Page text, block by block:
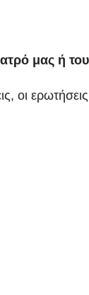
μας ή
οι